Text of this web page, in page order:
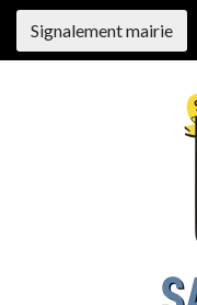
Signalement mairie